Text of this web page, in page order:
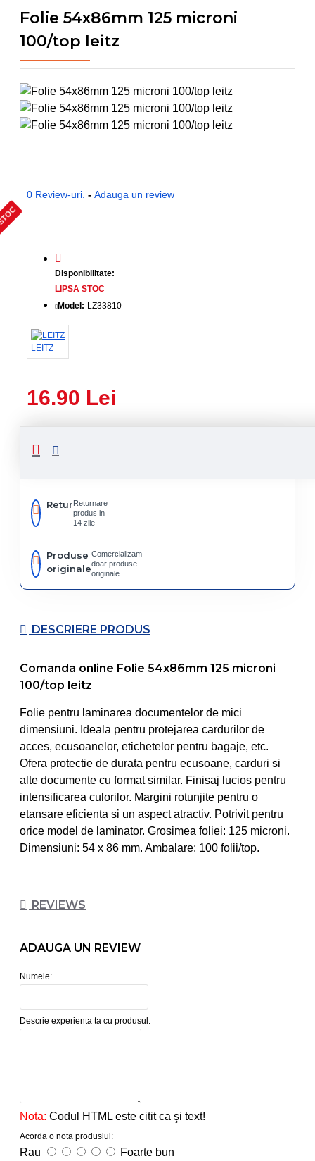
Folie 54x86mm 125 microni
100/top leitz
0 Review-uri. - Adauga un review
16.90 Lei
Disponibilitate:
LIPSA STOC
Model: LZ33810
LEITZ
Livrare
rapida
ReturReturnare
produs in
14 zile
Produse
originale
Comercializam
doar produse
originale
DESCRIERE PRODUS
Comanda online Folie 54x86mm 125 microni
100/top leitz
Folie pentru laminarea documentelor de mici
dimensiuni. Ideala pentru protejarea cardurilor de
acces, ecusoanelor, etichetelor pentru bagaje, etc.
Ofera protectie de durata pentru ecusoane, carduri si
alte documente cu format similar. Finisaj lucios pentru
intensificarea culorilor. Margini rotunjite pentru o
etansare eficienta si un aspect atractiv. Potrivit pentru
orice model de laminator. Grosimea foliei: 125 microni.
Dimensiuni: 54 x 86 mm. Ambalare: 100 folii/top.
REVIEWS
ADAUGA UN REVIEW
Numele:
Descrie experienta ta cu produsul:
Nota: Codul HTML este citit ca şi text!
Acorda o nota produslui:
Rau Foarte bun